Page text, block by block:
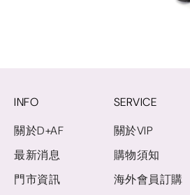
INFO
關於D+AF
最新消息
門市資訊
SERVICE
關於VIP
購物須知
海外會員訂購